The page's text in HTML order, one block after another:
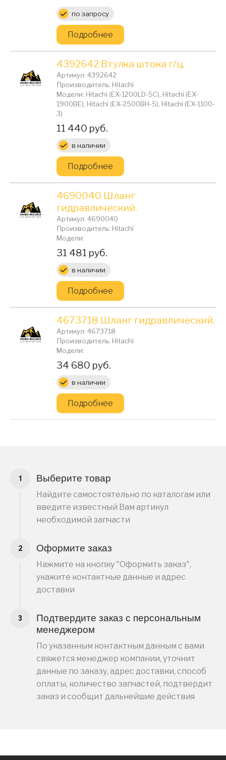
Цена:по запросу
Подробнее
4392642 Втулка штока г/ц.
Артикул: 4392642
Производитель: Hitachi
Модели: Hitachi (EX-1200LD-5C), Hitachi (EX-
1900BE), Hitachi (EX-2500BH-5), Hitachi (EX-1100-
3)
Цена:
11 440 руб.
в наличии
Подробнее
4690040 Шланг
гидравлический.
Артикул: 4690040
Производитель: Hitachi
Модели:
Цена:
31 481 руб.
в наличии
Подробнее
4673718 Шланг гидравлический.
Артикул: 4673718
Производитель: Hitachi
Модели:
Цена:
34 680 руб.
в наличии
Подробнее
Выберите товар
Найдите самостоятельно по каталогам или
введите известный Вам артикул
необходимой запчасти
Оформите заказ
Нажмите на кнопку "Оформить заказ",
укажите контактные данные и адрес
доставки
Подтвердите заказ с персональным
менеджером
По указанным контактным данным с вами
свяжется менеджер компании, уточнит
данные по заказу, адрес доставки, способ
оплаты, количество запчастей, подтвердит
заказ и сообщит дальнейшие действия